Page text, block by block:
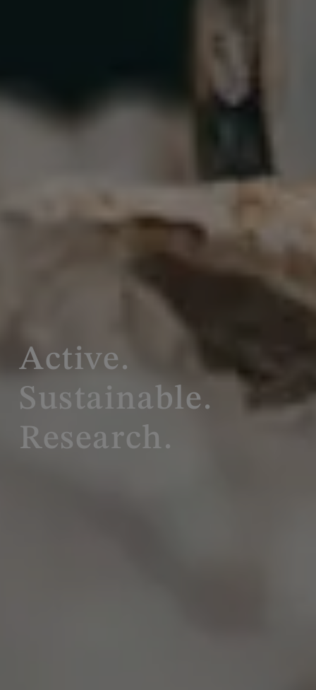
Active.
Sustainable.
Research.